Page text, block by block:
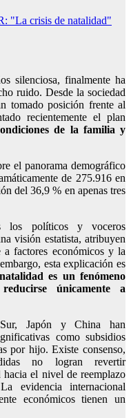
"La crisis de natalidad"
silenciosa, finalmente ha
ruido. Desde la sociedad
tomado posición frente al
recientemente el plan
de la familia y
el panorama demográfico
de 275.916 en
del 36,9 % en apenas tres
los políticos y voceros
visión estatista, atribuyen
factores económicos y la
esta explicación es
es un fenómeno
únicamente a
Japón y China han
como subsidios
por hijo. Existe consenso,
no logran revertir
hacia el nivel de reemplazo
evidencia internacional
económicos tienen un